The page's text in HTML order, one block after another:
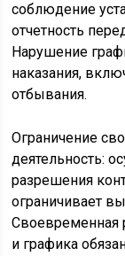
соблюдение
отчетность
Нарушение
наказания,
отбывания.
Ограничение
деятельность:
разрешения
ограничивает
Своевременная
и графика